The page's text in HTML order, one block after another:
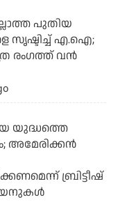
പുതിയ
സൃഷ്ടിച്ച് എ.ഐ;
രംഗത്ത് വന്‍
യുദ്ധത്തെ
അമേരിക്കന്‍
ബ്രിട്ടീഷ്